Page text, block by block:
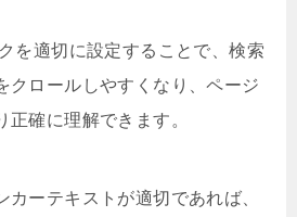
を適切に設定することで、検索
クロールしやすくなり、ページ
確に理解できます。
カーテキストが適切であれば、